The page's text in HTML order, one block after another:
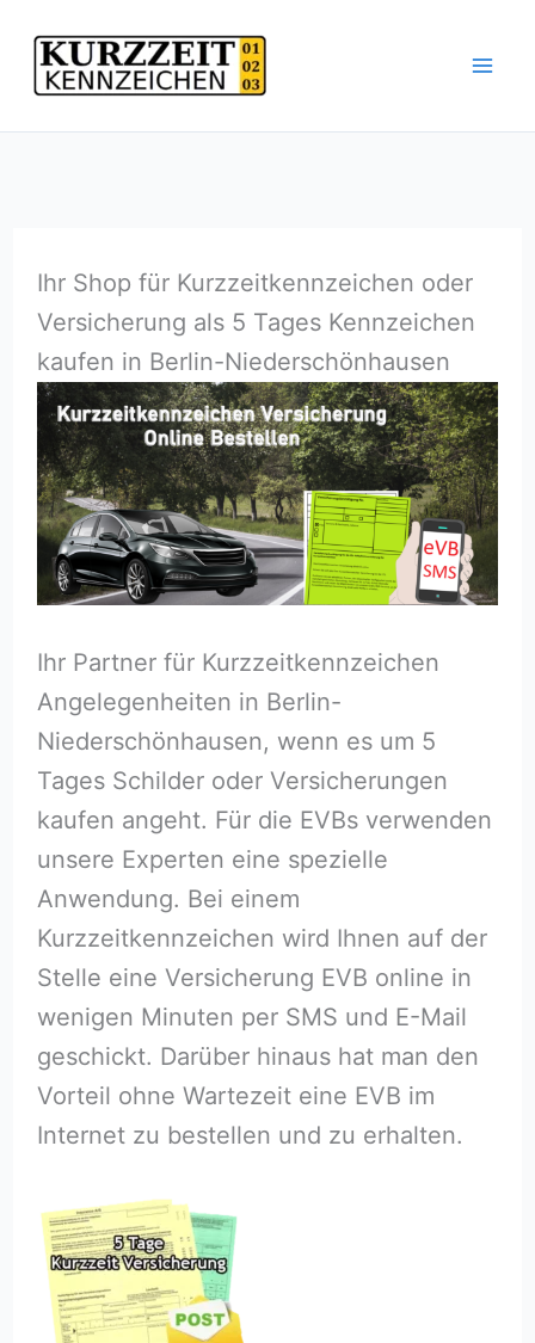
Inhalt
springen
Ihr Shop für Kurzzeitkennzeichen oder
Versicherung als 5 Tages Kennzeichen
kaufen in Berlin-Niederschönhausen
Ihr Partner für Kurzzeitkennzeichen
Angelegenheiten in Berlin-
Niederschönhausen, wenn es um 5
Tages Schilder oder Versicherungen
kaufen angeht. Für die EVBs verwenden
unsere Experten eine spezielle
Anwendung. Bei einem
Kurzzeitkennzeichen wird Ihnen auf der
Stelle eine Versicherung EVB online in
wenigen Minuten per SMS und E-Mail
geschickt. Darüber hinaus hat man den
Vorteil ohne Wartezeit eine EVB im
Internet zu bestellen und zu erhalten.